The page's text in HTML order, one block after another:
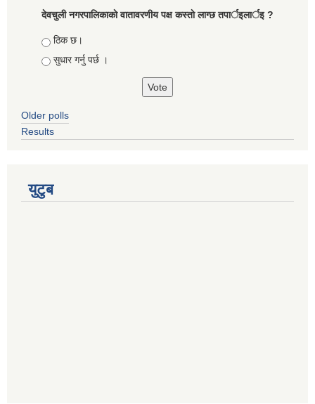
देवचुली नगरपालिकाकाे वातावरणीय पक्ष कस्ताे लाग्छ तपार्इलार्इ ?
Choices
ठिक छ।
सुधार गर्नु पर्छ ।
Older polls
Results
युटुब